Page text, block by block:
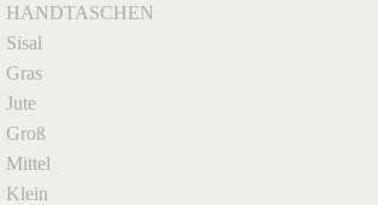
HANDTASCHEN
Sisal
Gras
Jute
Groß
Mittel
Klein